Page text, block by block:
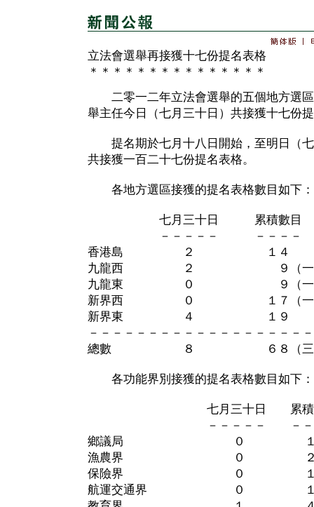
立法會選舉再接獲十七份提名表格
＊＊＊＊＊＊＊＊＊＊＊＊＊＊＊
二零一二年立法會選舉的五個地方選區
舉主任今日（七月三十日）共接獲十七份
提名期於七月十八日開始，至明日（七
共接獲一百二十七份提名表格。
各地方選區接獲的提名表格數目如下：
七月三十日 累積數目
－－－－－ －－－－
香港島 ２ １４
九龍西 ２ ９（一張名
九龍東 ０ ９（一張名
新界西 ０ １７（一張名
新界東 ４ １９
－－－－－－－－－－－－－－－－－－－
總數 ８ ６８（三張名
各功能界別接獲的提名表格數目如下：
七月三十日 累積
－－－－－ －－
鄉議局 ０
漁農界 ０
保險界 ０
航運交通界 ０